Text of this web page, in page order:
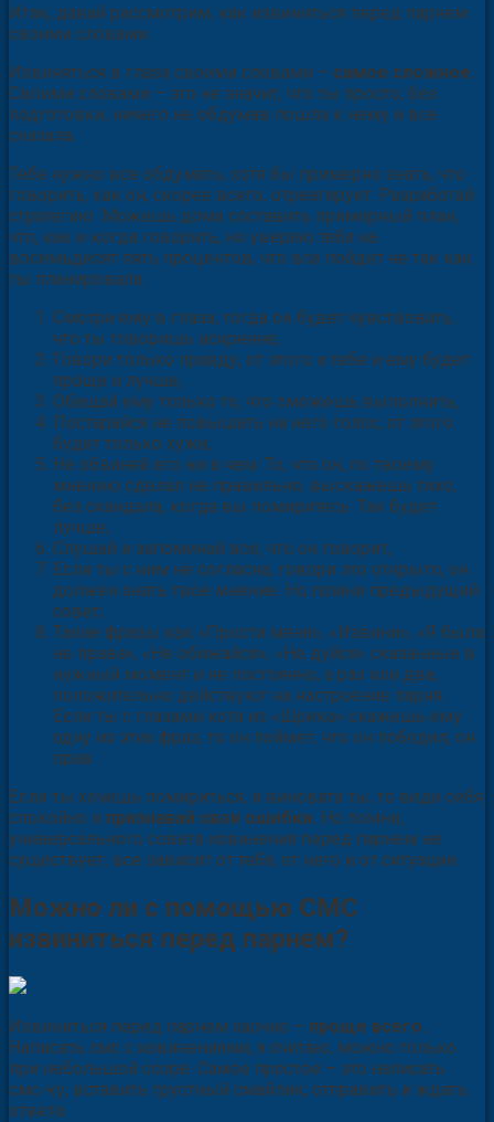
Итак, давай рассмотрим, как извиниться перед парнем
своими словами.
Извиняться в глаза своими словами – самое сложное.
Своими словами – это не значит, что ты просто, без
подготовки, ничего не обдумав пошла к нему и все
сказала.
Тебе нужно все обдумать, хотя бы примерно знать, что
говорить, как он, скорее всего, отреагирует. Разработай
стратегию. Можешь дома составить примерный план,
что, как и когда говорить, но уверяю тебя на
восемьдесят пять процентов, что все пойдет не так как
ты планировала.
Смотри ему в глаза, тогда он будет чувствовать,
что ты говоришь искренне;
Говори только правду, от этого и тебе и ему будет
проще и лучше;
Обещай ему только то, что сможешь выполнить;
Постарайся не повышать на него голос, от этого
будет только хуже;
Не обвиняй его ни в чем. То, что он, по твоему
мнению сделал не правильно, выскажешь тихо,
без скандала, когда вы помиритесь. Так будет
лучше;
Слушай и запоминай все, что он говорит;
Если ты с ним не согласна, говори это открыто, он
должен знать твое мнение. Но помни предыдущий
совет;
Такие фразы как «Прости меня», «Извини», «Я была
не права», «Не обижайся», «Не дуйся» сказанные в
нужный момент и не постоянно, а раз или два,
положительно действуют на настроение парня.
Если ты с глазами кота из «Шрека» скажешь ему
одну из этих фраз, то он поймет, что он победил, он
прав.
Если ты хочешь помириться, и виновата ты, то веди себя
спокойно и признавай свои ошибки. Но помни,
универсального совета извинения перед парнем не
существует, все зависит от тебя, от него и от ситуации.
Можно ли с помощью СМС
извиниться перед парнем?
Извиниться перед парнем заочно – проще всего.
Написать смс с извинениями, я считаю, можно только
при небольшой ссоре. Самое простое – это написать
смс-ку, вставить грустный смайлик, отправить и ждать
ответа.